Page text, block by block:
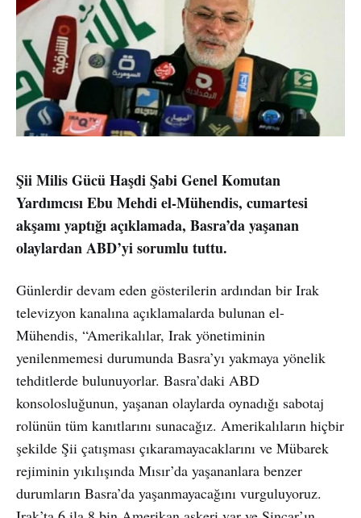
Şii Milis Gücü Haşdi Şabi Genel Komutan
Yardımcısı Ebu Mehdi el-Mühendis, cumartesi
akşamı yaptığı açıklamada, Basra’da yaşanan
olaylardan ABD’yi sorumlu tuttu.
Günlerdir devam eden gösterilerin ardından bir Irak
televizyon kanalına açıklamalarda bulunan el-
Mühendis, “Amerikalılar, Irak yönetiminin
yenilenmemesi durumunda Basra’yı yakmaya yönelik
tehditlerde bulunuyorlar. Basra’daki ABD
konsolosluğunun, yaşanan olaylarda oynadığı sabotaj
rolünün tüm kanıtlarını sunacağız. Amerikalıların hiçbir
şekilde Şii çatışması çıkaramayacaklarını ve Mübarek
rejiminin yıkılışında Mısır’da yaşananlara benzer
durumların Basra’da yaşanmayacağını vurguluyoruz.